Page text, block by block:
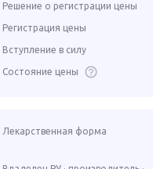
Решение о регистрации цены
Регистрация цены
Вступление в силу
Состояние цены
Лекарственная форма